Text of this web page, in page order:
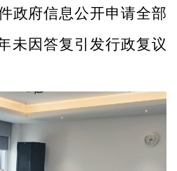
政府信息公开申请全部
未因答复引发行政复议